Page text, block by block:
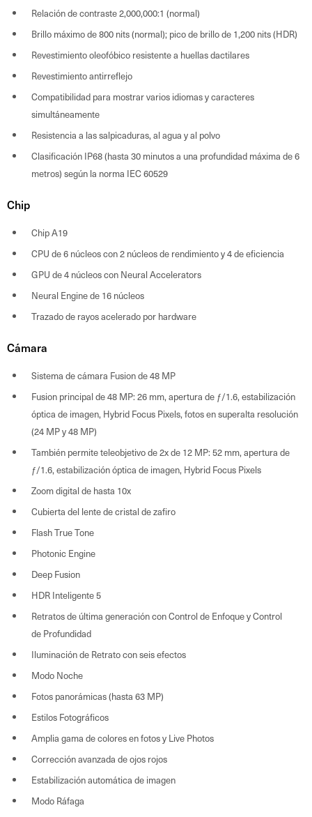
Relación de contraste 2,000,000:1 (normal)
Brillo máximo de 800 nits (normal); pico de brillo de 1,200 nits (HDR)
Revestimiento oleofóbico resistente a huellas dactilares
Revestimiento antirreflejo
Compatibilidad para mostrar varios idiomas y caracteres
simultáneamente
Resistencia a las salpicaduras, al agua y al polvo
Clasificación IP68 (hasta 30 minutos a una profundidad máxima de 6
metros) según la norma IEC 60529
Chip
Chip A19
CPU de 6 núcleos con 2 núcleos de rendimiento y 4 de eficiencia
GPU de 4 núcleos con Neural Accelerators
Neural Engine de 16 núcleos
Trazado de rayos acelerado por hardware
Cámara
Sistema de cámara Fusion de 48 MP
Fusion principal de 48 MP: 26 mm, apertura de ƒ/1.6, estabilización
óptica de imagen, Hybrid Focus Pixels, fotos en superalta resolución
(24 MP y 48 MP)
También permite teleobjetivo de 2x de 12 MP: 52 mm, apertura de
ƒ/1.6, estabilización óptica de imagen, Hybrid Focus Pixels
Zoom digital de hasta 10x
Cubierta del lente de cristal de zafiro
Flash True Tone
Photonic Engine
Deep Fusion
HDR Inteligente 5
Retratos de última generación con Control de Enfoque y Control
de Profundidad
Iluminación de Retrato con seis efectos
Modo Noche
Fotos panorámicas (hasta 63 MP)
Estilos Fotográficos
Amplia gama de colores en fotos y Live Photos
Corrección avanzada de ojos rojos
Estabilización automática de imagen
Modo Ráfaga